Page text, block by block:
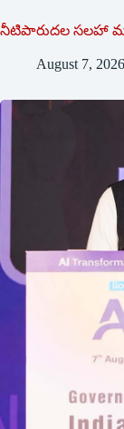
నీటిపారుదల సలహా
August 7, 2026